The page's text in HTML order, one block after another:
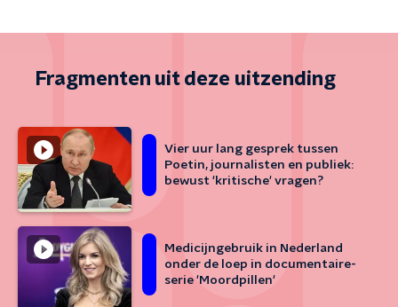
Fragmenten uit deze uitzending
Vier uur lang gesprek tussen
Poetin, journalisten en publiek:
bewust 'kritische' vragen?
Medicijngebruik in Nederland
onder de loep in documentaire-
serie 'Moordpillen'